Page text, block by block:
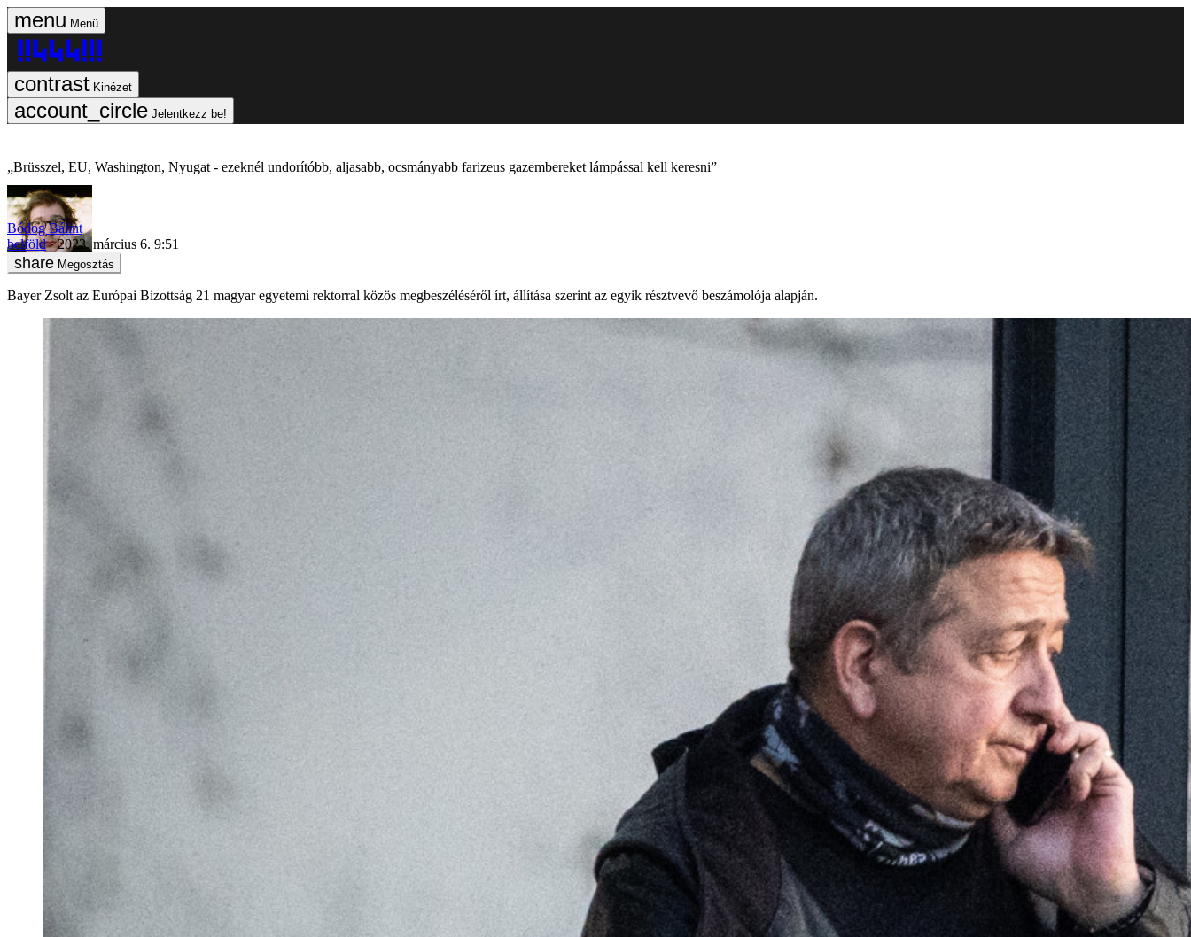
Menü
Kinézet
Jelentkezz be!
„Brüsszel, EU, Washington, Nyugat - ezeknél undorítóbb, aljasabb, ocsmányabb farizeus gazembereket lámpással kell keresni”
Bódog Bálint
belföld
2023. március 6. 9:51
Megosztás
Bayer Zsolt az Európai Bizottság 21 magyar egyetemi rektorral közös megbeszéléséről írt, állítása szerint az egyik résztvevő beszámolója alapján.